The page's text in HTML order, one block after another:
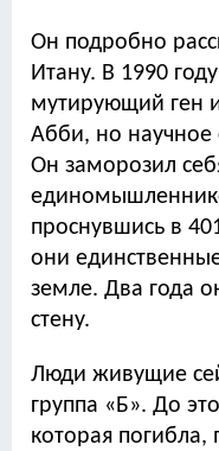
Он подробно
Итану. В 1990
мутирующий ген
Абби, но научное
Он заморозил
проснувшись в
они
земле. Два года
стену.
Люди живущие
группа «Б». До
которая погибла,